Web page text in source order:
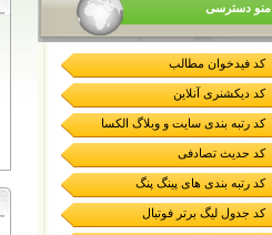
منو دسترسی
کد فیدخوان مطالب
کد دیکشنری آنلاین
کد رتبه بندی سایت و وبلاگ الکسا
کد حدیث تصادفی
کد رتبه بندی های پینگ پنگ
کد جدول لیگ برتر فوتبال